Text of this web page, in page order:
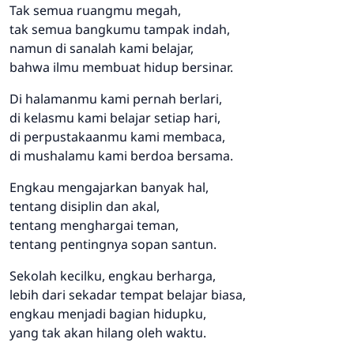
Tak semua ruangmu megah,
tak semua bangkumu tampak indah,
namun di sanalah kami belajar,
bahwa ilmu membuat hidup bersinar.
Di halamanmu kami pernah berlari,
di kelasmu kami belajar setiap hari,
di perpustakaanmu kami membaca,
di mushalamu kami berdoa bersama.
Engkau mengajarkan banyak hal,
tentang disiplin dan akal,
tentang menghargai teman,
tentang pentingnya sopan santun.
Sekolah kecilku, engkau berharga,
lebih dari sekadar tempat belajar biasa,
engkau menjadi bagian hidupku,
yang tak akan hilang oleh waktu.